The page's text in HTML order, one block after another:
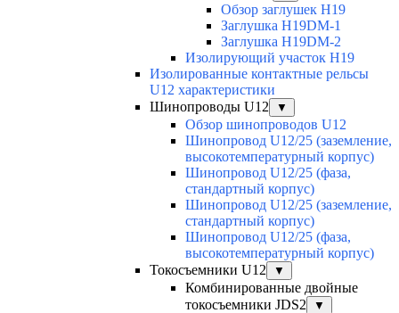
Обзор заглушек H19
Заглушка H19DM-1
Заглушка H19DM-2
Изолирующий участок H19
Изолированные контактные рельсы
U12 характеристики
Шинопроводы U12
▼
Обзор шинопроводов U12
Шинопровод U12/25 (заземление,
высокотемпературный корпус)
Шинопровод U12/25 (фаза,
стандартный корпус)
Шинопровод U12/25 (заземление,
стандартный корпус)
Шинопровод U12/25 (фаза,
высокотемпературный корпус)
Токосъемники U12
▼
Комбинированные двойные
токосъемники JDS2
▼